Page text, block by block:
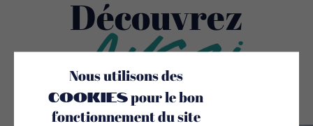
Découvrez
Aussi
Nous utilisons des
cookiespour le bon
fonctionnement du site